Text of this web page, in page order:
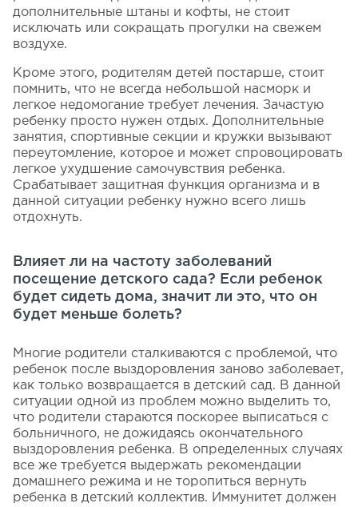
дополнительные штаны и кофты, не стоит
исключать или сокращать прогулки на свежем
воздухе.
Кроме этого, родителям детей постарше, стоит
помнить, что не всегда небольшой насморк и
легкое недомогание требует лечения. Зачастую
ребенку просто нужен отдых. Дополнительные
занятия, спортивные секции и кружки вызывают
переутомление, которое и может спровоцировать
легкое ухудшение самочувствия ребенка.
Срабатывает защитная функция организма и в
данной ситуации ребенку нужно всего лишь
отдохнуть.
Влияет ли на частоту заболеваний
посещение детского сада? Если ребенок
будет сидеть дома, значит ли это, что он
будет меньше болеть?
Многие родители сталкиваются с проблемой, что
ребенок после выздоровления заново заболевает,
как только возвращается в детский сад. В данной
ситуации одной из проблем можно выделить то,
что родители стараются поскорее выписаться с
больничного, не дожидаясь окончательного
выздоровления ребенка. В определенных случаях
все же требуется выдержать рекомендации
домашнего режима и не торопиться вернуть
ребенка в детский коллектив. Иммунитет должен